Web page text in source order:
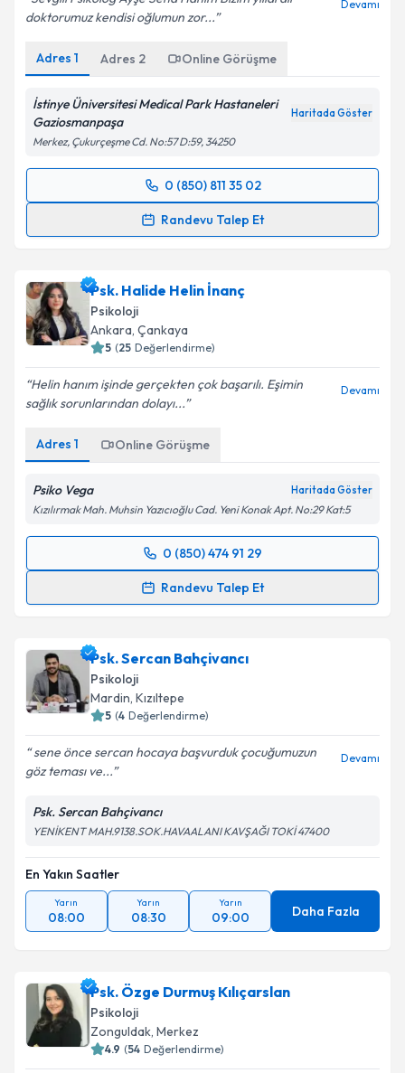
doktorumuz kendisi oğlumun zor...
Devamı
Adres 1 Adres 2 Online Görüşme
İstinye Üniversitesi Medical Park Hastaneleri
Gaziosmanpaşa
Haritada Göster
Merkez, Çukurçeşme Cd. No:57 D:59, 34250
0 (850) 811 35 02
Randevu Talep Et
Randevu Takvimi Talebi
randevu almanız için bir takvim hazırlandığında e-
posta ile bilgilendireceğiz.
E-posta Adresiniz
Metni'ni okudum ve kişisel verilerimin belirtilen
Psk. Halide Helin İnanç
Psikoloji
Ankara, Çankaya
5 (25 Değerlendirme)
Helin hanım işinde gerçekten çok başarılı. Eşimin
sağlık sorunlarından dolayı...
Devamı
Adres 1 Online Görüşme
Psiko Vega Haritada Göster
Kızılırmak Mah. Muhsin Yazıcıoğlu Cad. Yeni Konak Apt. No:29 Kat:5
0 (850) 474 91 29
Randevu Talep Et
Randevu Takvimi Talebi
takvim hazırlandığında e-posta ile bilgilendireceğiz.
E-posta Adresiniz
kapsamda işlenmesini kabul ediyorum.
Psk. Sercan Bahçivancı
Psikoloji
Mardin, Kızıltepe
5 (4 Değerlendirme)
sene önce sercan hocaya başvurduk çocuğumuzun
göz teması ve...
Devamı
Psk. Sercan Bahçivancı
YENİKENT MAH.9138.SOK.HAVAALANI KAVŞAĞI TOKİ 47400
En Yakın Saatler
Yarın
08:00
Yarın
08:30
Yarın
09:00 Daha Fazla
Psk. Özge Durmuş Kılıçarslan
Psikoloji
Zonguldak, Merkez
4.9 (54 Değerlendirme)